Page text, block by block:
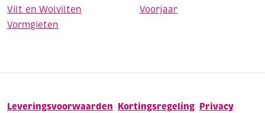
Vilt en Wolvilten
Voorjaar
Vormgieten
Leveringsvoorwaarden Kortingsregeling Privacy